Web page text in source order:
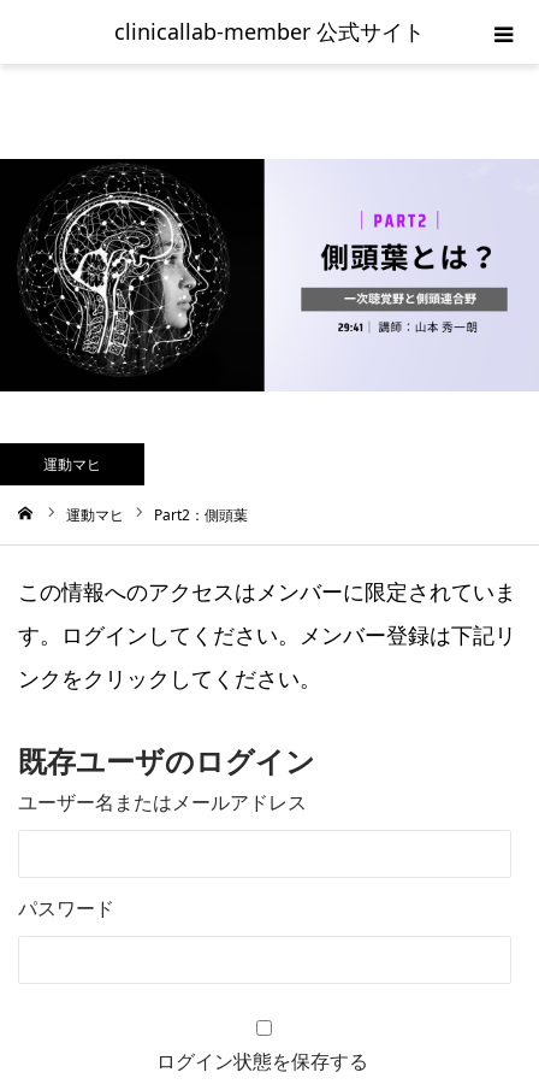
clinicallab-member 公式サイト
運動マヒ
運動マヒ Part2：側頭葉
この情報へのアクセスはメンバーに限定されていま
す。ログインしてください。メンバー登録は下記リ
ンクをクリックしてください。
既存ユーザのログイン
ユーザー名またはメールアドレス
パスワード
ログイン状態を保存する
ご入会の流れ
新規登録
clinicallab-memberログイン
お問い合わせ
利用規約